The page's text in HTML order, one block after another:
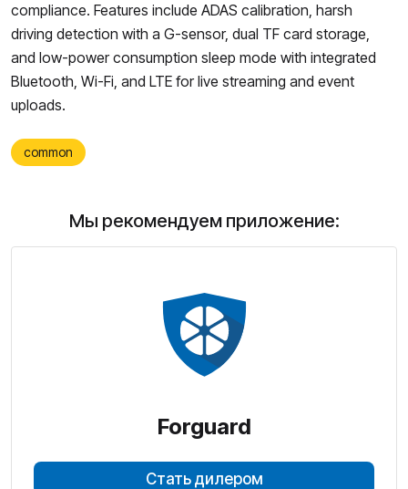
compliance. Features include ADAS calibration, harsh
driving detection with a G-sensor, dual TF card storage,
and low-power consumption sleep mode with integrated
Bluetooth, Wi-Fi, and LTE for live streaming and event
uploads.
common
Мы рекомендуем приложение:
Forguard
Стать дилером